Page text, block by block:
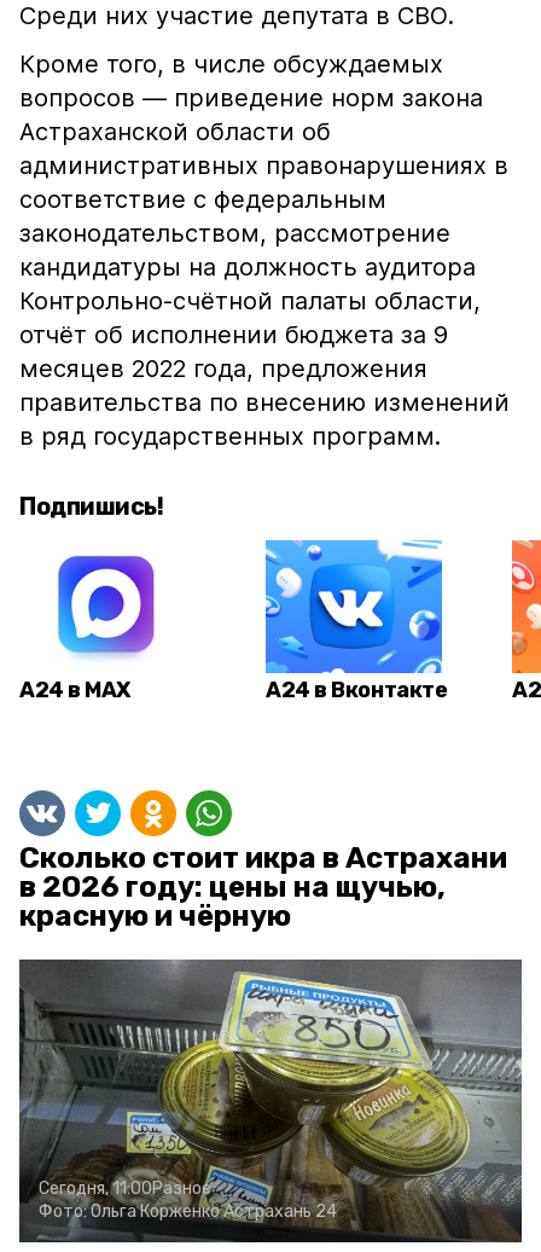
Среди них участие депутата в СВО.
Кроме того, в числе обсуждаемых
вопросов — приведение норм закона
Астраханской области об
административных правонарушениях в
соответствие с федеральным
законодательством, рассмотрение
кандидатуры на должность аудитора
Контрольно-счётной палаты области,
отчёт об исполнении бюджета за 9
месяцев 2022 года, предложения
правительства по внесению изменений
в ряд государственных программ.
Подпишись!
А24 в MAX А24 в Вконтакте
Сколько стоит икра в Астрахани
в 2026 году: цены на щучью,
красную и чёрную
Сегодня, 11:00Разное
Фото:Ольга КорженкоАстрахань 24